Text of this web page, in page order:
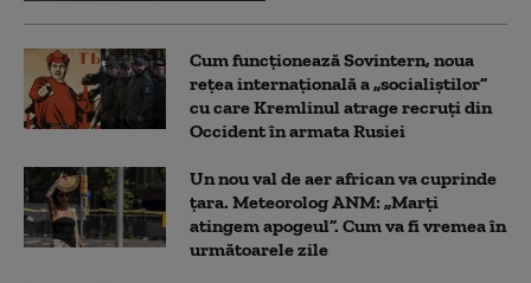
Cum funcționează Sovintern, noua
rețea internațională a „socialiștilor”
cu care Kremlinul atrage recruți din
Occident în armata Rusiei
Un nou val de aer african va cuprinde
țara. Meteorolog ANM: „Marți
atingem apogeul”. Cum va fi vremea în
următoarele zile